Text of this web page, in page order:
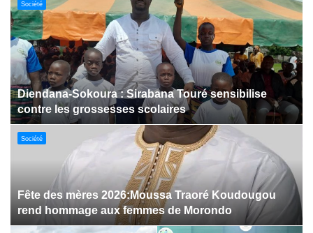
Culture
Dabakala:Le festival FEMUDA 2.0 dévoile des
innovations porteuses d’espoir pour la jeunesse
Sport
Jeux paralympiques de 2028 :